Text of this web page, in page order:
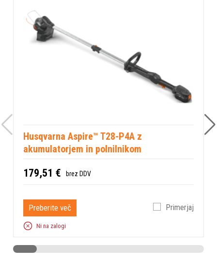
Husqvarna Aspire™ T28-P4A z
akumulatorjem in polnilnikom
179,51 € brez DDV
Preberite več Primerjaj
Ni na zalogi